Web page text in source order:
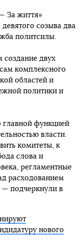
За життя»
созыва два
политсилы.
двух
комплексного
областей и
политики и
функцией
власти.
комитеты, к
слова и
регламентные
расходованием
— подчеркнули в
нового